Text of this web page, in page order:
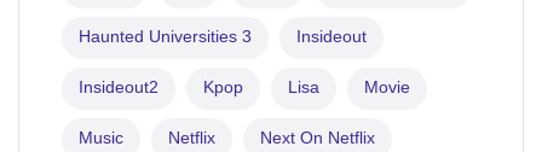
Haunted Universities 3 Insideout
Insideout2 Kpop Lisa Movie
Music Netflix Next On Netflix